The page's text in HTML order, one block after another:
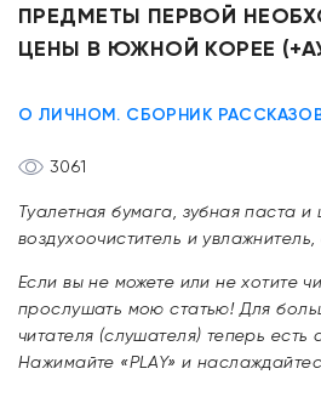
ПРЕДМЕТЫ ПЕРВОЙ
ЦЕНЫ В ЮЖНОЙ КОРЕЕ
О ЛИЧНОМ. СБОРНИК
3061
Туалетная бумага, зубная паста и
воздухоочиститель и увлажнитель,
Если вы не можете или не хотите
прослушать мою статью! Для
читателя (слушателя) теперь
Нажимайте «PLAY» и